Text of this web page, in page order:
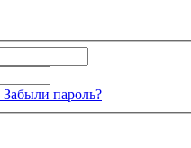
Забыли пароль?